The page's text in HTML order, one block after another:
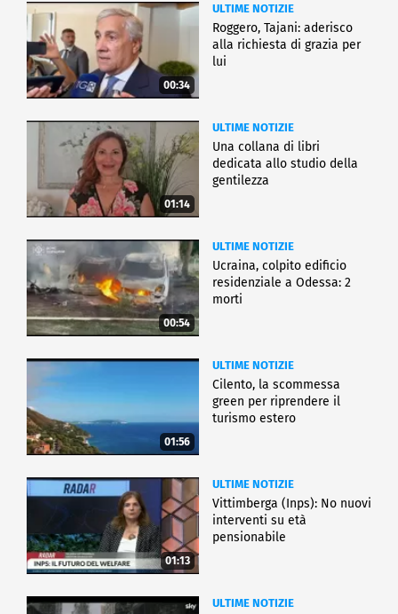
00:34
ULTIME NOTIZIE
Roggero, Tajani: aderisco
alla richiesta di grazia per
lui
01:14
ULTIME NOTIZIE
Una collana di libri
dedicata allo studio della
gentilezza
00:54
ULTIME NOTIZIE
Ucraina, colpito edificio
residenziale a Odessa: 2
morti
01:56
ULTIME NOTIZIE
Cilento, la scommessa
green per riprendere il
turismo estero
01:13
ULTIME NOTIZIE
Vittimberga (Inps): No nuovi
interventi su età
pensionabile
ULTIME NOTIZIE